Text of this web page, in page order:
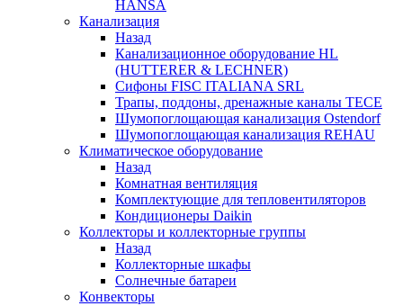
HANSA
Канализация
Назад
Канализационное оборудование HL
(HUTTERER & LECHNER)
Сифоны FISC ITALIANA SRL
Трапы, поддоны, дренажные каналы TECE
Шумопоглощающая канализация Ostendorf
Шумопоглощающая канализация REHAU
Климатическое оборудование
Назад
Комнатная вентиляция
Комплектующие для тепловентиляторов
Кондиционеры Daikin
Коллекторы и коллекторные группы
Назад
Коллекторные шкафы
Солнечные батареи
Конвекторы